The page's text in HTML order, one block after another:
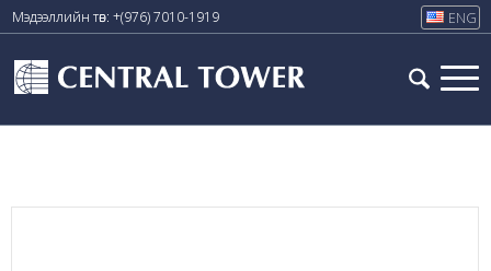
Мэдээллийн төв: +(976) 7010-1919 ENG